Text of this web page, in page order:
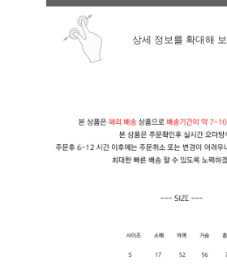
상세 정보를 확대해